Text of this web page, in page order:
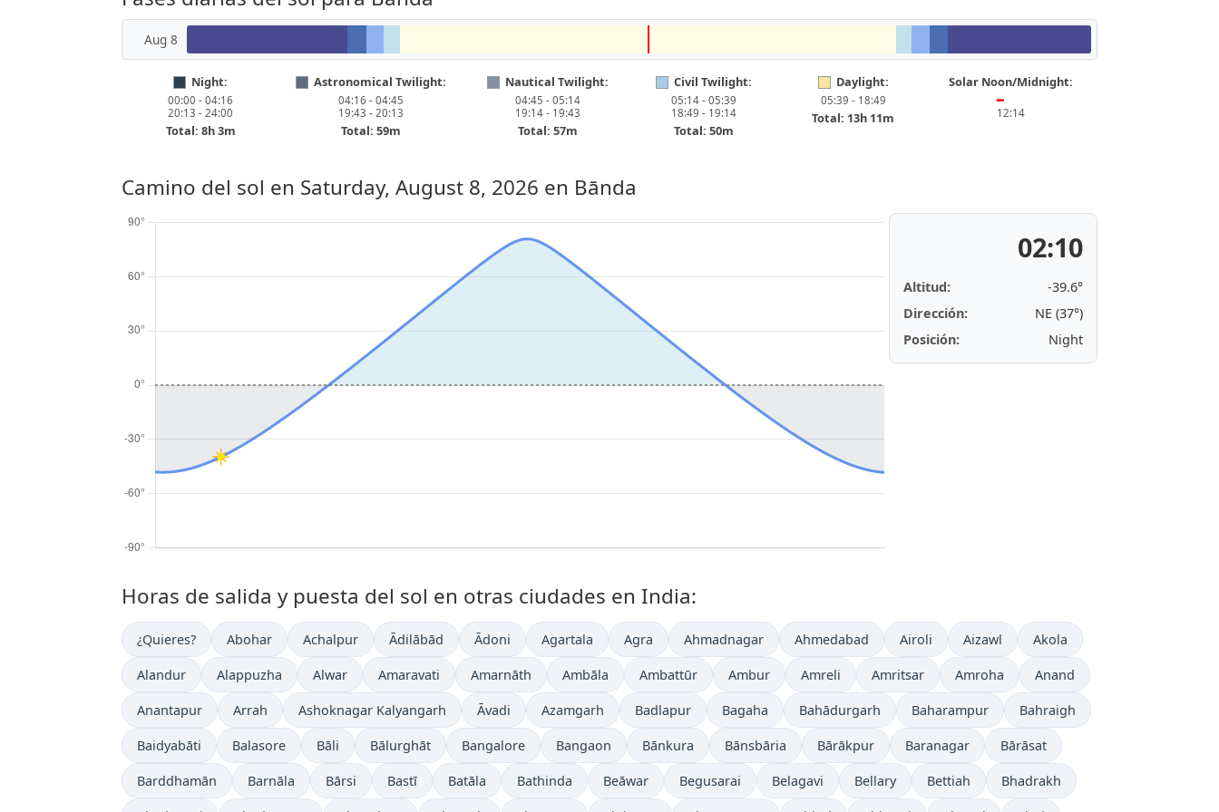
Aug 8
Night:
00:00 - 04:16
20:13 - 24:00
Total: 8h 3m
Astronomical Twilight:
04:16 - 04:45
19:43 - 20:13
Total: 59m
Nautical Twilight:
04:45 - 05:14
19:14 - 19:43
Total: 57m
Civil Twilight:
05:14 - 05:39
18:49 - 19:14
Total: 50m
Daylight:
05:39 - 18:49
Total: 13h 11m
Solar Noon/Midnight:
━
12:14
Camino del sol en Saturday, August 8, 2026 en Bānda
02:10
Altitud:
-39.6°
Dirección:
NE (37°)
Posición:
Night
Horas de salida y puesta del sol en otras ciudades en India:
¿Quieres? Abohar Achalpur Ādilābād Ādoni Agartala Agra Ahmadnagar Ahmedabad Airoli Aizawl Akola
Alandur Alappuzha Alwar Amaravati Amarnāth Ambāla Ambattūr Ambur Amreli Amritsar Amroha Anand
Anantapur Arrah Ashoknagar Kalyangarh Āvadi Azamgarh Badlapur Bagaha Bahādurgarh Baharampur Bahraigh
Baidyabāti Balasore Bāli Bālurghāt Bangalore Bangaon Bānkura Bānsbāria Bārākpur Baranagar Bārāsat
Barddhamān Barnāla Bārsi Bastī Batāla Bathinda Beāwar Begusarai Belagavi Bellary Bettiah Bhadrakh